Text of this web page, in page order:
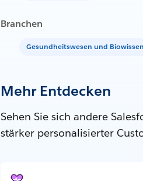
Branchen
Gesundheitswesen und
Mehr Entdecken
Sehen Sie sich andere
stärker personalisierter